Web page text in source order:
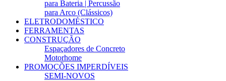
para Bateria | Percussão
para Arco (Clássicos)
ELETRODOMÉSTICO
FERRAMENTAS
CONSTRUÇÃO
Espaçadores de Concreto
Motorhome
PROMOÇÕES IMPERDÍVEIS
SEMI-NOVOS